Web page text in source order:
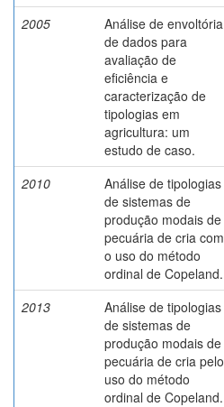
2005
Análise de envoltória
de dados para
avaliação de
eficiência e
caracterização de
tipologias em
agricultura: um
estudo de caso.
2010
Análise de tipologias
de sistemas de
produção modais de
pecuária de cria com
o uso do método
ordinal de Copeland.
2013
Análise de tipologias
de sistemas de
produção modais de
pecuária de cria pelo
uso do método
ordinal de Copeland.